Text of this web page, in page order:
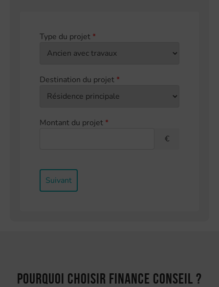
Type du projet*
Destination du projet*
Montant du projet*
€
Suivant
Pourquoi choisir Finance Conseil ?